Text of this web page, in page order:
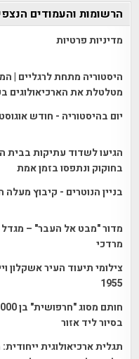
הרשומות והעמודים
מדיניות פרטיות
היסטוריה מתחת לרגליים |
מטלטלת את הארכיאולוגים
יום בהיסטוריה - חודש אוגוסט
הגיעו לשדוד עתיקות בבית
בחוקוק ונתפסו בזמן אמת
בניין הנוטרים - קיבוץ
מדור "מבט אל העבר" – מגדל
מרדכי
צילומי תיעוד העיר אשקלון
1955
בסיור ליד אזור
תגלית ארכיאולוגית